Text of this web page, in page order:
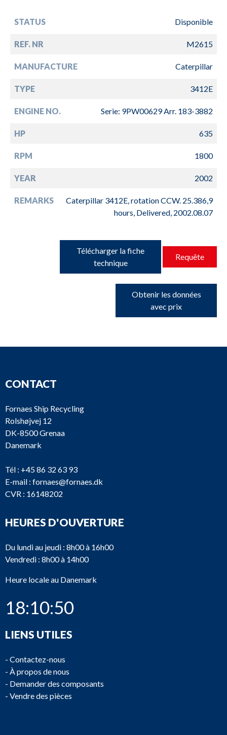
STATUS Disponible
REF. NR M2615
MANUFACTURE Caterpillar
TYPE 3412E
ENGINE NO. Serie: 9PW00629 Arr. 183-3882
HP 635
RPM 1800
YEAR 2002
REMARKS
Caterpillar 3412E, rotation CCW. 25.386,9
hours, Delivered, 2002.08.07
Télécharger la fiche
technique
Requête
Obtenir les données
avec prix
CONTACT
Fornaes Ship Recycling
Rolshøjvej 12
DK-8500 Grenaa
Danemark
Tél : +45 86 32 63 93
E-mail : fornaes@fornaes.dk
CVR : 16148202
HEURES D'OUVERTURE
Du lundi au jeudi : 8h00 à 16h00
Vendredi : 8h00 à 14h00
Heure locale au Danemark
18:10:50
LIENS UTILES
- Contactez-nous
- À propos de nous
- Demander des composants
- Vendre des pièces